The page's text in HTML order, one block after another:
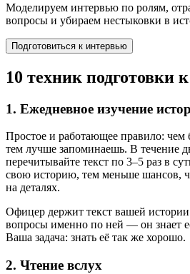
Моделируем интервью по ролям,
вопросы и убираем нестыковки в
Подготовиться к интервью
10 техник подготовки
1. Ежедневное изучение
Простое и работающее правило: чем
тем лучше запоминаешь. В течение
перечитывайте текст по 3–5 раз в
свою историю, тем меньше шансов,
на деталях.
Офицер держит текст вашей истории
вопросы именно по ней — он знает
Ваша задача: знать её так же хорошо.
2. Чтение вслух